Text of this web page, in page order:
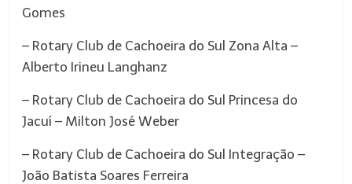
Gomes
– Rotary Club de Cachoeira do Sul Zona Alta –
Alberto Irineu Langhanz
– Rotary Club de Cachoeira do Sul Princesa do
Jacuí – Milton José Weber
– Rotary Club de Cachoeira do Sul Integração –
João Batista Soares Ferreira